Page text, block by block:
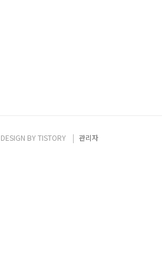
DESIGN BYTISTORY 관리자